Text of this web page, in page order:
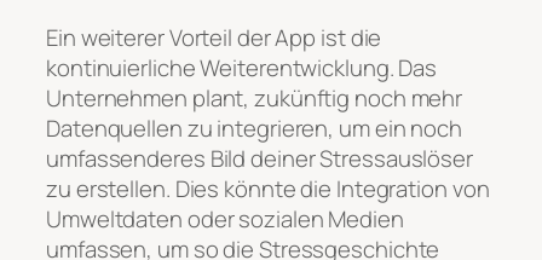
Ein weiterer Vorteil der App ist die
kontinuierliche Weiterentwicklung. Das
Unternehmen plant, zukünftig noch mehr
Datenquellen zu integrieren, um ein noch
umfassenderes Bild deiner Stressauslöser
zu erstellen. Dies könnte die Integration von
Umweltdaten oder sozialen Medien
umfassen, um so die Stressgeschichte